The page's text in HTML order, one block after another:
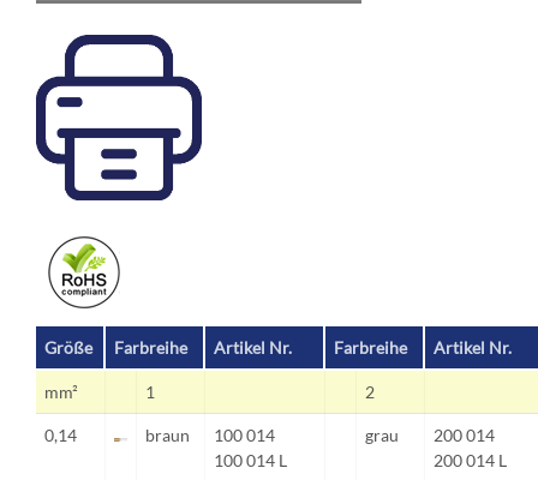
Größe Farbreihe Artikel Nr. Farbreihe Artikel Nr.
mm² 1 2
0,14 braun
100 014
100 014 L
grau
200 014
200 014 L